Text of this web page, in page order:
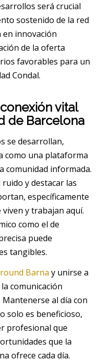
será crucial
sostenido de la red
en innovación
de la oferta
favorables para un
Condal.
vital
de Barcelona
se desarrollan,
como una plataforma
comunidad informada.
y destacar las
específicamente
y trabajan aquí.
como el de
puede
tangibles.
Barna y unirse a
comunicación
al día con
solo es beneficioso,
profesional que
que la
ofrece cada día.